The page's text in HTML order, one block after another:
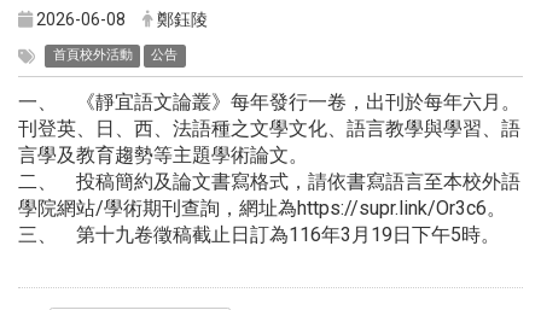
2026-06-08 鄭鈺陵
首頁校外活動 公告
一、 《靜宜語文論叢》每年發行一卷，出刊於每年六月。
刊登英、日、西、法語種之文學文化、語言教學與學習、語
言學及教育趨勢等主題學術論文。
二、 投稿簡約及論文書寫格式，請依書寫語言至本校外語
學院網站/學術期刊查詢，網址為https://supr.link/Or3c6。
三、 第十九卷徵稿截止日訂為116年3月19日下午5時。